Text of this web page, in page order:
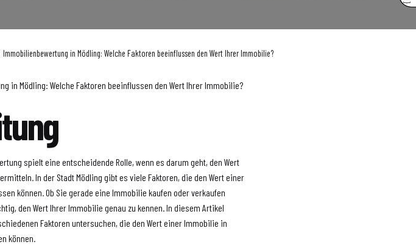
Immobilienbewertung in Mödling: Welche Faktoren beeinflussen den Wert Ihrer Immobilie?
in Mödling: Welche Faktoren beeinflussen den Wert Ihrer Immobilie?
spielt eine entscheidende Rolle, wenn es darum geht, den Wert
In der Stadt Mödling gibt es viele Faktoren, die den Wert einer
können. Ob Sie gerade eine Immobilie kaufen oder verkaufen
den Wert Ihrer Immobilie genau zu kennen. In diesem Artikel
Faktoren untersuchen, die den Wert einer Immobilie in
können.